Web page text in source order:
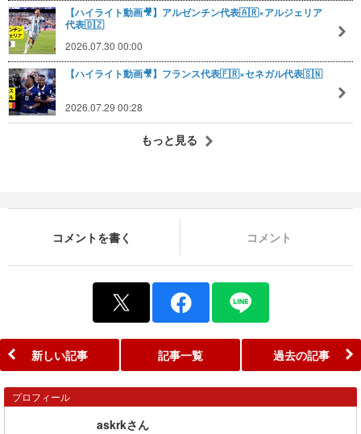
【ハイライト動画🎥】アルゼンチン代表🇦🇷×アルジェリア
代表🇩🇿
2026.07.30 00:00
【ハイライト動画🎥】フランス代表🇫🇷×セネガル代表🇸🇳
2026.07.29 00:28
もっと見る
コメントを書く コメント
新しい記事 記事一覧 過去の記事
プロフィール
askrkさん